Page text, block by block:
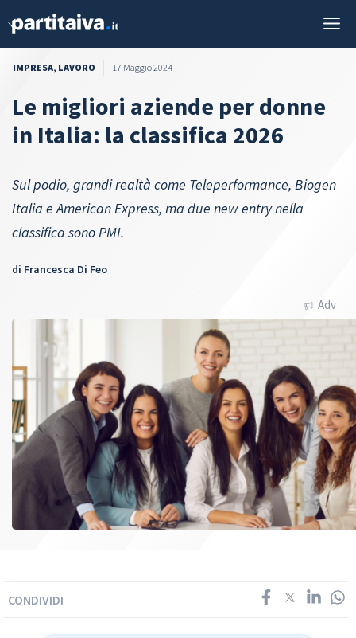
IMPRESA, LAVORO 17 Maggio 2024
Le migliori aziende per donne
in Italia: la classifica 2026
Sul podio, grandi realtà come Teleperformance, Biogen
Italia e American Express, ma due new entry nella
classifica sono PMI.
di Francesca Di Feo
Adv
CONDIVIDI